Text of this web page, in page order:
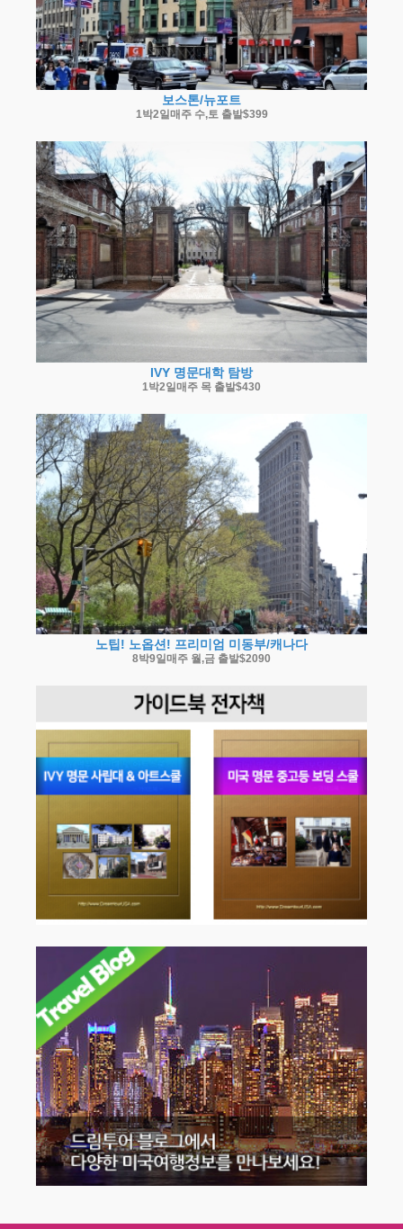
보스톤/뉴포트
1박2일매주 수,토 출발$399
IVY 명문대학 탐방
1박2일매주 목 출발$430
노팁! 노옵션! 프리미엄 미동부/캐나다
8박9일매주 월,금 출발$2090